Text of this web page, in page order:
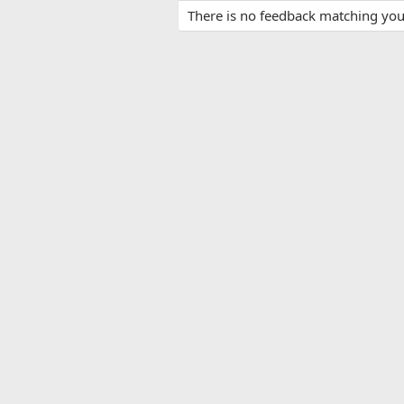
There is no feedback matching